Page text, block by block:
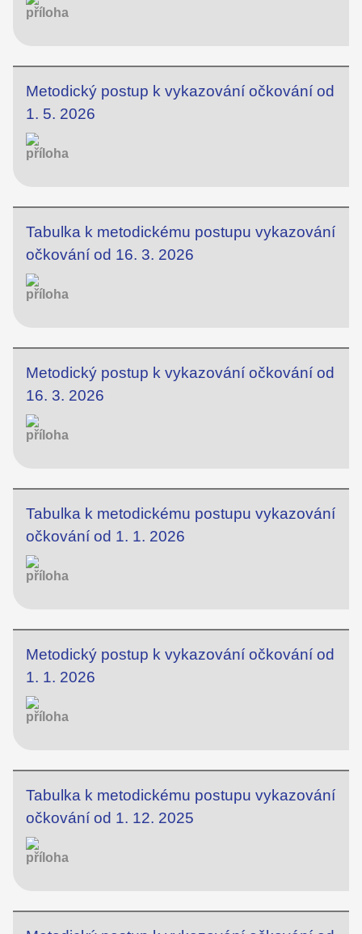
Metodický postup k vykazování očkování od
1. 5. 2026
Tabulka k metodickému postupu vykazování
očkování od 16. 3. 2026
Metodický postup k vykazování očkování od
16. 3. 2026
Tabulka k metodickému postupu vykazování
očkování od 1. 1. 2026
Metodický postup k vykazování očkování od
1. 1. 2026
Tabulka k metodickému postupu vykazování
očkování od 1. 12. 2025